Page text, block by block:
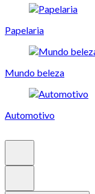
Papelaria
Mundo beleza
Automotivo